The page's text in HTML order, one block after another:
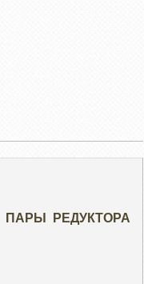
ПАРЫ РЕДУКТОРА